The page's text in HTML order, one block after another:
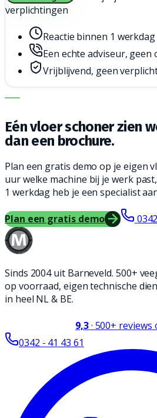
verplichtingen
Reactie binnen 1 werkdag
Een echte adviseur, geen
Vrijblijvend, geen
DE JUISTE MACHINE. DE BESTE
Eén vloer schoner zien
dan een brochure.
Plan een gratis demo op je eigen
uur welke machine bij je werk
1 werkdag heb je een specialist
Plan een gratis demo
Sinds 2004 uit Barneveld. 500+
op voorraad, eigen technische
in heel NL & BE.
9,3· 500+ reviews
0342 - 41 43 61